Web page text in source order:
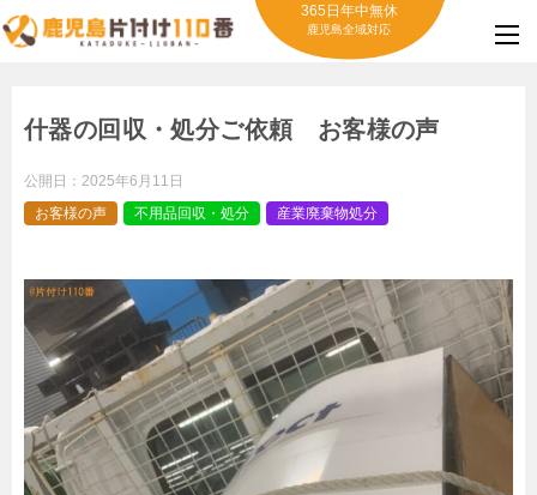
365日年中無休
鹿児島全域対応
什器の回収・処分ご依頼 お客様の声
公開日： 2025年6月11日
お客様の声
不用品回収・処分 産業廃棄物処分